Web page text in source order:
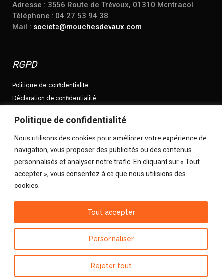
Politique de confidentialité
Nous utilisons des cookies pour améliorer votre expérience de
navigation, vous proposer des publicités ou des contenus
personnalisés et analyser notre trafic. En cliquant sur « Tout
accepter », vous consentez à ce que nous utilisions des
cookies.
Personnaliser
Rejeter tout
Tout accepter
Adresse : 3556 Route de Trévoux, 01310 Montracol
Téléphone : 04 27 53 94 38
Mail : societe@mouchesdevaux.com
RGPD
Politique de confidentialité
Déclaration de confidentialité
Suivez-nous sur Facebook
Mouches.Devaux
Suivez-nous sur Twitter
| Crédit photos : Pascal PRADIER - Damien Deprez & Jules JOUAUX |
Réalisation & Conception :Agence Web & Print ClicAInfo